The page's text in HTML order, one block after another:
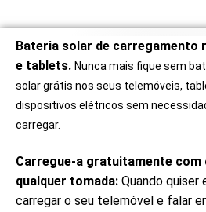
Bateria solar de carregamento
e tablets. Nunca mais fique sem
solar grátis nos seus telemóveis,
dispositivos elétricos sem
carregar.
Carregue-a gratuitamente com
qualquer tomada: Quando quiser
carregar o seu telemóvel e falar